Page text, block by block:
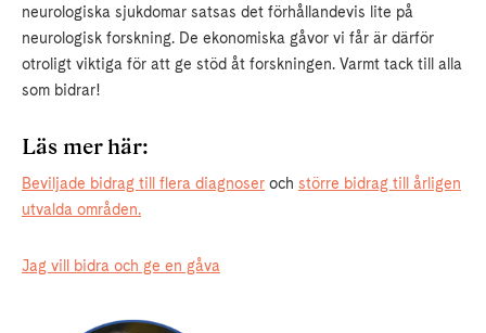
neurologiska sjukdomar satsas det förhållandevis lite på
neurologisk forskning. De ekonomiska gåvor vi får är därför
otroligt viktiga för att ge stöd åt forskningen. Varmt tack till alla
som bidrar!
Läs mer här:
Beviljade bidrag till flera diagnoser och större bidrag till årligen
utvalda områden.
Jag vill bidra och ge en gåva